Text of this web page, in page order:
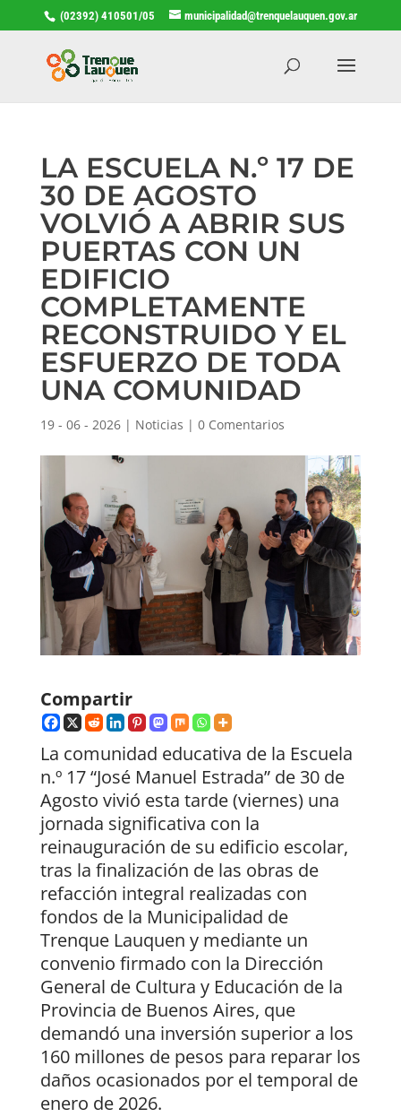
(02392) 410501/05 municipalidad@trenquelauquen.gov.ar
LA ESCUELA N.º 17 DE
30 DE AGOSTO
VOLVIÓ A ABRIR SUS
PUERTAS CON UN
EDIFICIO
COMPLETAMENTE
RECONSTRUIDO Y EL
ESFUERZO DE TODA
UNA COMUNIDAD
19 - 06 - 2026| Noticias | 0 Comentarios
Compartir
La comunidad educativa de la Escuela
n.º 17 “José Manuel Estrada” de 30 de
Agosto vivió esta tarde (viernes) una
jornada significativa con la
reinauguración de su edificio escolar,
tras la finalización de las obras de
refacción integral realizadas con
fondos de la Municipalidad de
Trenque Lauquen y mediante un
convenio firmado con la Dirección
General de Cultura y Educación de la
Provincia de Buenos Aires, que
demandó una inversión superior a los
160 millones de pesos para reparar los
daños ocasionados por el temporal de
enero de 2026.